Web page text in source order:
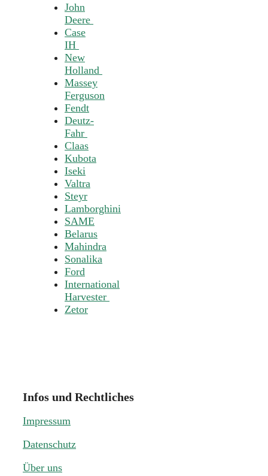
John
Deere
Case
IH
New
Holland
Massey
Ferguson
Fendt
Deutz-
Fahr
Claas
Kubota
Iseki
Valtra
Steyr
Lamborghini
SAME
Belarus
Mahindra
Sonalika
Ford
International
Harvester
Zetor
Infos und Rechtliches
Impressum
Datenschutz
Über uns